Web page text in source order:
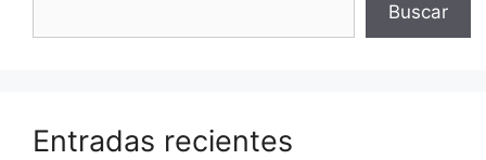
Buscar
Entradas recientes